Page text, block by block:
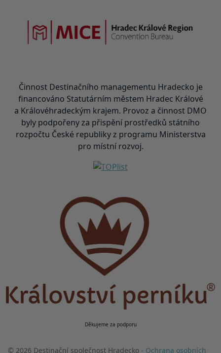
Činnost Destinačního managementu Hradecko je
financováno Statutárním městem Hradec Králové
a Královéhradeckým krajem. Provoz a činnost DMO
byly podpořeny za přispění prostředků státního
rozpočtu České republiky z programu Ministerstva
pro místní rozvoj.
Děkujeme za podporu
© 2026 Destinační společnost Hradecko - Ochrana osobních